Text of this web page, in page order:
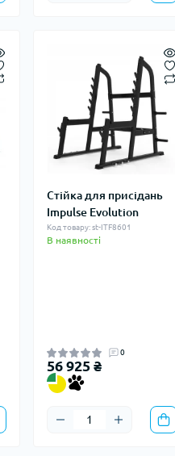
Стійка для присідань
Impulse Evolution
Код товару: st-ITF8601
В наявності
0
56 925 ₴